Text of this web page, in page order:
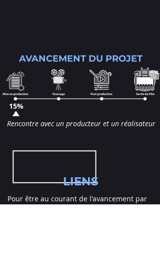
AVANCEMENT DU PROJET
15%
Rencontre avec un producteur et un réalisateur
LIENS
Pour être au courant de l'avancement par